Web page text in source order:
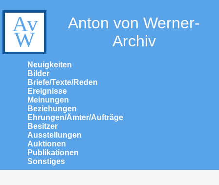
Anton von Werner-
Archiv
Neuigkeiten
Bilder
Briefe/Texte/Reden
Ereignisse
Meinungen
Beziehungen
Ehrungen/Ämter/Aufträge
Besitzer
Ausstellungen
Auktionen
Publikationen
Sonstiges